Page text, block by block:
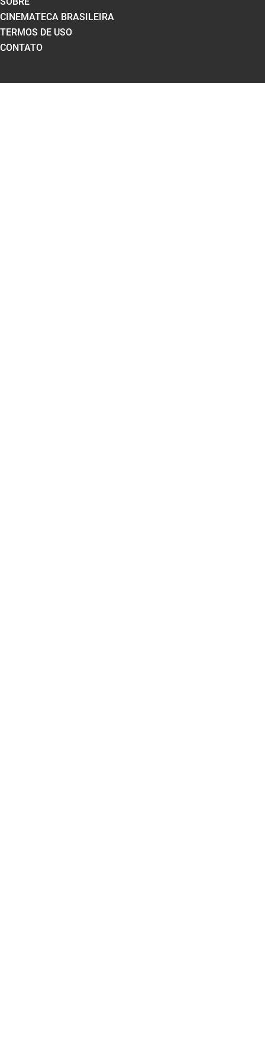
CINEMATECA BRASILEIRA
TERMOS DE USO
CONTATO